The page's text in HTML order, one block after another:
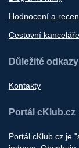
Hodnocení a
Cestovní kanceláře
Důležité odkazy
Kontakty
Portál cKlub.cz
Portál cKlub.cz je